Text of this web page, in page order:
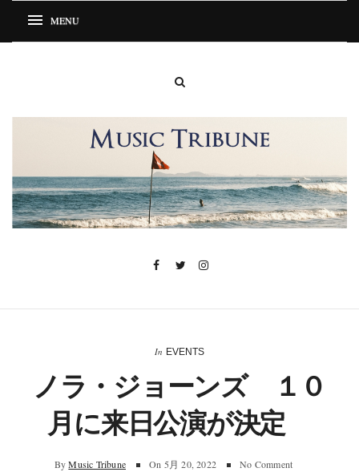
In EVENTS
ノラ・ジョーンズ １０
月に来日公演が決定
By Music Tribune On 5月 20, 2022 No Comment